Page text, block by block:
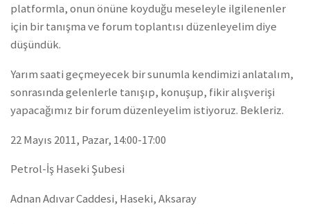
platformla, onun önüne koyduğu meseleyle ilgilenenler
için bir tanışma ve forum toplantısı düzenleyelim diye
düşündük.
Yarım saati geçmeyecek bir sunumla kendimizi anlatalım,
sonrasında gelenlerle tanışıp, konuşup, fikir alışverişi
yapacağımız bir forum düzenleyelim istiyoruz. Bekleriz.
22 Mayıs 2011, Pazar, 14:00-17:00
Petrol-İş Haseki Şubesi
Adnan Adıvar Caddesi, Haseki, Aksaray